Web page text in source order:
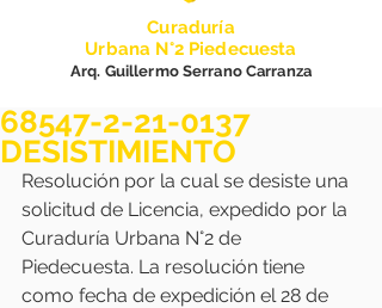
Curaduría
Urbana N°2 Piedecuesta
Arq. Guillermo Serrano Carranza
68547-2-21-0137
DESISTIMIENTO
Resolución por la cual se desiste una
solicitud de Licencia, expedido por la
Curaduría Urbana N°2 de
Piedecuesta. La resolución tiene
como fecha de expedición el 28 de